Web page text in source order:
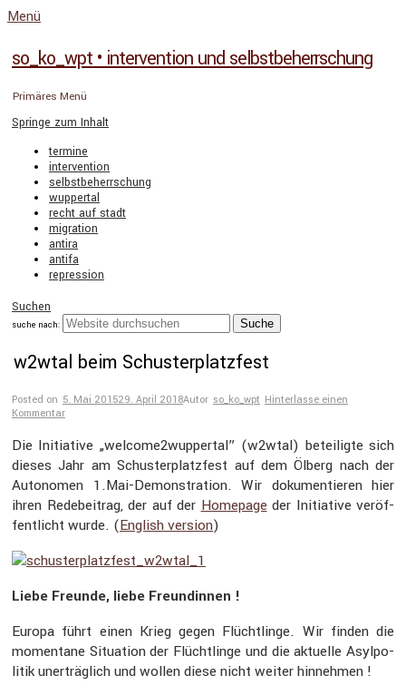
Menü
so_ko_wpt • intervention und selbstbeherrschung
Primäres Menü
Springe zum Inhalt
termine
intervention
selbstbeherrschung
wuppertal
recht auf stadt
migration
antira
antifa
repression
Suchen
suche nach:
w2wtal beim Schusterplatzfest
Posted on 5. Mai 201529. April 2018Autor so_ko_wpt Hinterlasse einen
Kommentar
Die Initia­tive „welcome2wuppertal” (w2wtal) betei­ligte sich
dieses Jahr am Schus­ter­platz­fest auf dem Ölberg nach der
Autonomen 1.Mai-Demonstration. Wir dokumen­tieren hier
ihren Redebei­trag, der auf der Homepageder Initia­tive veröf­
fent­licht wurde. (English version)
Liebe Freunde, liebe Freun­dinnen !
Europa führt einen Krieg gegen Flücht­linge. Wir finden die
momen­tane Situa­tion der Flücht­linge und die aktuelle Asylpo­
litik unerträg­lich und wollen diese nicht weiter hinnehmen !